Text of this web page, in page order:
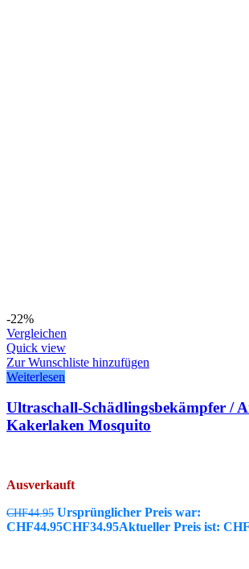
-22%
Vergleichen
Quick view
Zur Wunschliste hinzufügen
Weiterlesen
Ultraschall-Schädlingsbekämpfer /
Kakerlaken Mosquito
Ausverkauft
CHF44.95 Ursprünglicher Preis war:
CHF44.95CHF34.95Aktueller Preis ist: